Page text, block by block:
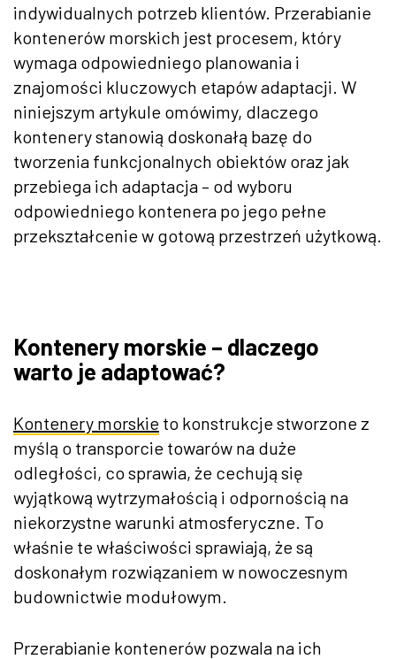
indywidualnych potrzeb klientów. Przerabianie
kontenerów morskich jest procesem, który
wymaga odpowiedniego planowania i
znajomości kluczowych etapów adaptacji. W
niniejszym artykule omówimy, dlaczego
kontenery stanowią doskonałą bazę do
tworzenia funkcjonalnych obiektów oraz jak
przebiega ich adaptacja – od wyboru
odpowiedniego kontenera po jego pełne
przekształcenie w gotową przestrzeń użytkową.
Kontenery morskie – dlaczego
warto je adaptować?
Kontenery morskie to konstrukcje stworzone z
myślą o transporcie towarów na duże
odległości, co sprawia, że cechują się
wyjątkową wytrzymałością i odpornością na
niekorzystne warunki atmosferyczne. To
właśnie te właściwości sprawiają, że są
doskonałym rozwiązaniem w nowoczesnym
budownictwie modułowym.
Przerabianie kontenerów pozwala na ich